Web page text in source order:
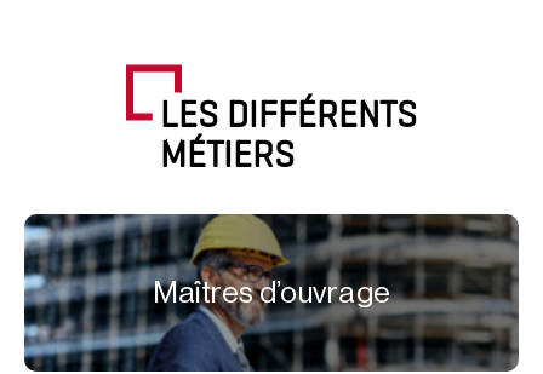
LES DIFFÉRENTS
MÉTIERS
Maîtres d’ouvrage